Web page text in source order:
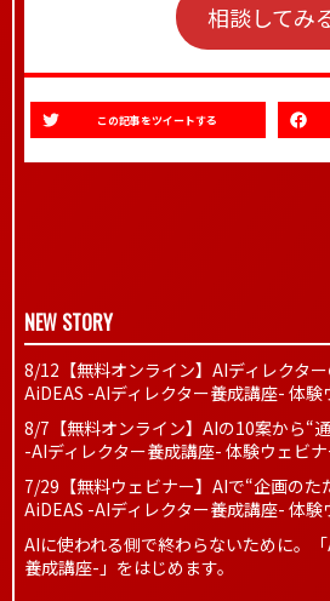
相談してみ
この記事をツイートする
NEW STORY
8/12【無料オンライン】AIディレクタ
AiDEAS -AIディレクター養成講座- 体験
8/7【無料オンライン】AIの10案から“
-AIディレクター養成講座- 体験ウェビ
7/29【無料ウェビナー】AIで“企画のた
AiDEAS -AIディレクター養成講座- 体験
AIに使われる側で終わらないために。
養成講座-」をはじめます。